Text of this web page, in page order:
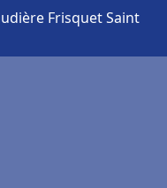
Frisquet Saint